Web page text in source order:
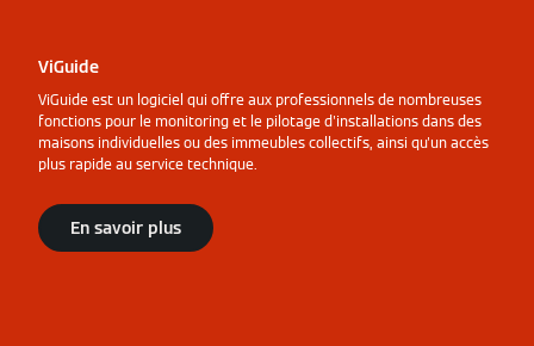
ViGuide
ViGuide est un logiciel qui offre aux professionnels de nombreuses
fonctions pour le monitoring et le pilotage d'installations dans des
maisons individuelles ou des immeubles collectifs, ainsi qu'un accès
plus rapide au service technique.
En savoir plus